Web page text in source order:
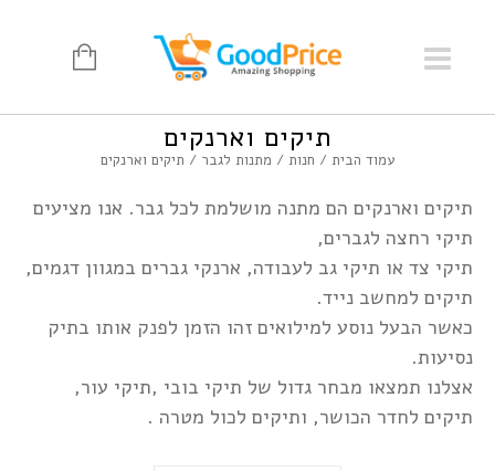
תיקים וארנקים
עמוד הבית / חנות / מתנות לגבר / תיקים וארנקים
תיקים וארנקים הם מתנה מושלמת לכל גבר. אנו מציעים
תיקי רחצה לגברים,
תיקי צד או תיקי גב לעבודה, ארנקי גברים במגוון דגמים,
תיקים למחשב נייד.
כאשר הבעל נוסע למילואים זהו הזמן לפנק אותו בתיק
נסיעות.
אצלנו תמצאו מבחר גדול של תיקי בובי ,תיקי עור,
תיקים לחדר הכושר, ותיקים לכול מטרה .